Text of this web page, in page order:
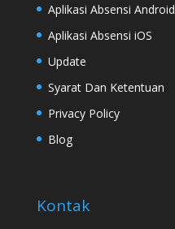
Aplikasi Absensi Android
Aplikasi Absensi iOS
Update
Syarat Dan Ketentuan
Privacy Policy
Blog
Kontak